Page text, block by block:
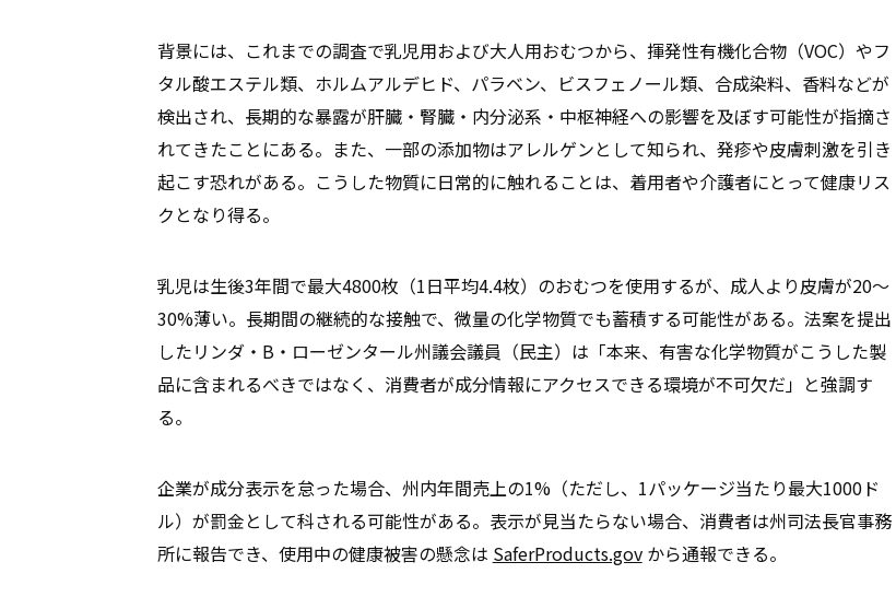
背景には、これまでの調査で乳児用および大人用おむつから、揮発性有機化合物（VOC）やフ
タル酸エステル類、ホルムアルデヒド、パラベン、ビスフェノール類、合成染料、香料などが
検出され、長期的な暴露が肝臓・腎臓・内分泌系・中枢神経への影響を及ぼす可能性が指摘さ
れてきたことにある。また、一部の添加物はアレルゲンとして知られ、発疹や皮膚刺激を引き
起こす恐れがある。こうした物質に日常的に触れることは、着用者や介護者にとって健康リス
クとなり得る。
乳児は生後3年間で最大4800枚（1日平均4.4枚）のおむつを使用するが、成人より皮膚が20～
30%薄い。長期間の継続的な接触で、微量の化学物質でも蓄積する可能性がある。法案を提出
したリンダ・B・ローゼンタール州議会議員（民主）は「本来、有害な化学物質がこうした製
品に含まれるべきではなく、消費者が成分情報にアクセスできる環境が不可欠だ」と強調す
る。
企業が成分表示を怠った場合、州内年間売上の1%（ただし、1パッケージ当たり最大1000ド
ル）が罰金として科される可能性がある。表示が見当たらない場合、消費者は州司法長官事務
所に報告でき、使用中の健康被害の懸念は SaferProducts.govから通報できる。